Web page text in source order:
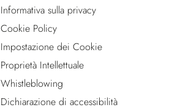
Informativa sulla privacy
Cookie Policy
Impostazione dei Cookie
Proprietà Intellettuale
Whistleblowing
Dichiarazione di accessibilità